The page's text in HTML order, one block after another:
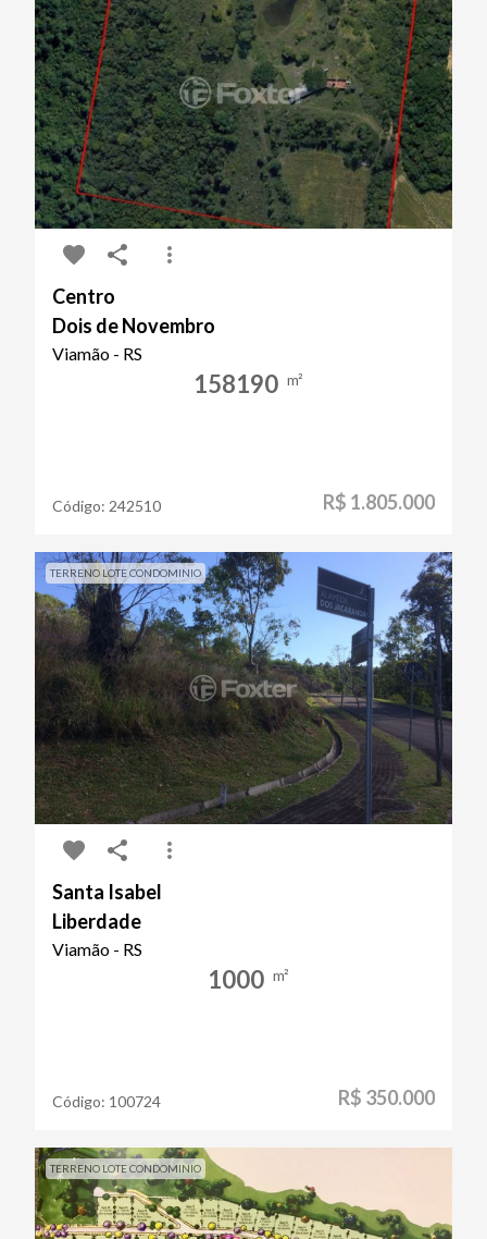
Centro
Dois de Novembro
Viamão - RS
158190 m²
Código: 242510 R$ 1.805.000
TERRENO LOTE CONDOMINIO
Santa Isabel
Liberdade
Viamão - RS
1000 m²
Código: 100724 R$ 350.000
TERRENO LOTE CONDOMINIO